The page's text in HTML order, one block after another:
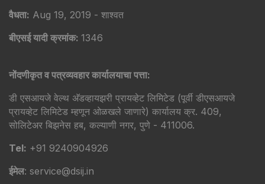
वैधता: Aug 19, 2019 - शाश्वत
बीएसई यादी क्रमांक: 1346
नोंदणीकृत व पत्रव्यवहार कार्यालयाचा पत्ता:
डी एसआयजे वेल्थ अ‍ॅडव्हायझरी प्रायव्हेट लिमिटेड (पूर्वी डीएसआयजे
प्रायव्हेट लिमिटेड म्हणून ओळखले जाणारे) कार्यालय क्र. 409,
सोलिटेअर बिझनेस हब, कल्याणी नगर, पुणे - 411006.
Tel: +91 9240904926
ईमेल: service@dsij.in